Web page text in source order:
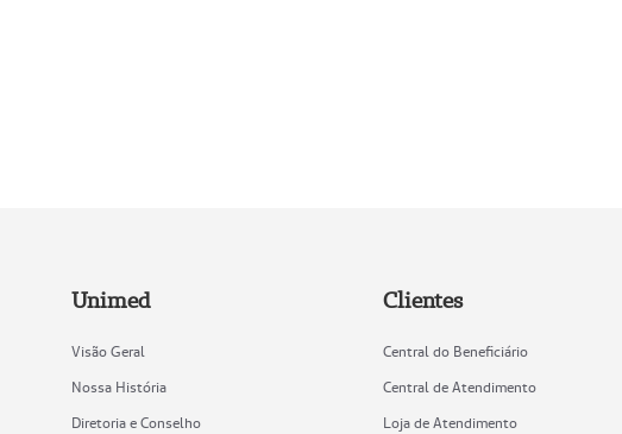
Unimed
Visão Geral
Nossa História
Diretoria e Conselho
Clientes
Central do Beneficiário
Central de Atendimento
Loja de Atendimento